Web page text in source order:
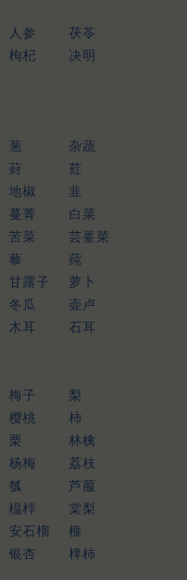
人参
茯苓
枸杞
决明
葱
杂蔬
葑
荭
地椒
韭
蔓菁
白菜
苦菜
芸薹菜
藜
莼
甘露子
萝卜
冬瓜
壶卢
木耳 石耳
梅子
梨
樱桃
柿
栗
林檎
杨梅
荔枝
瓠
芦菔
榅桲
棠梨
安石榴
榧
银杏 椑柿